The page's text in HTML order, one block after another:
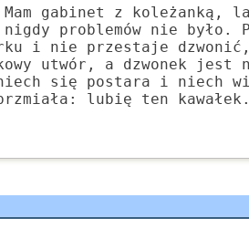
56405 03
56406 03
1349 03
56406 03
56405 03
gabinet z koleżanką,
problemów nie było.
i nie przestaje dzwonić,
utwór, a dzwonek jest
się postara i niech
lubię ten